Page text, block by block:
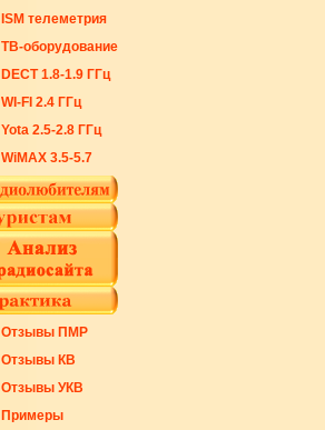
ISM телеметрия
ТВ-оборудование
DECT 1.8-1.9 ГГц
WI-FI 2.4 ГГц
Yota 2.5-2.8 ГГц
WiMAX 3.5-5.7
Отзывы ПМР
Отзывы КВ
Отзывы УКВ
Примеры